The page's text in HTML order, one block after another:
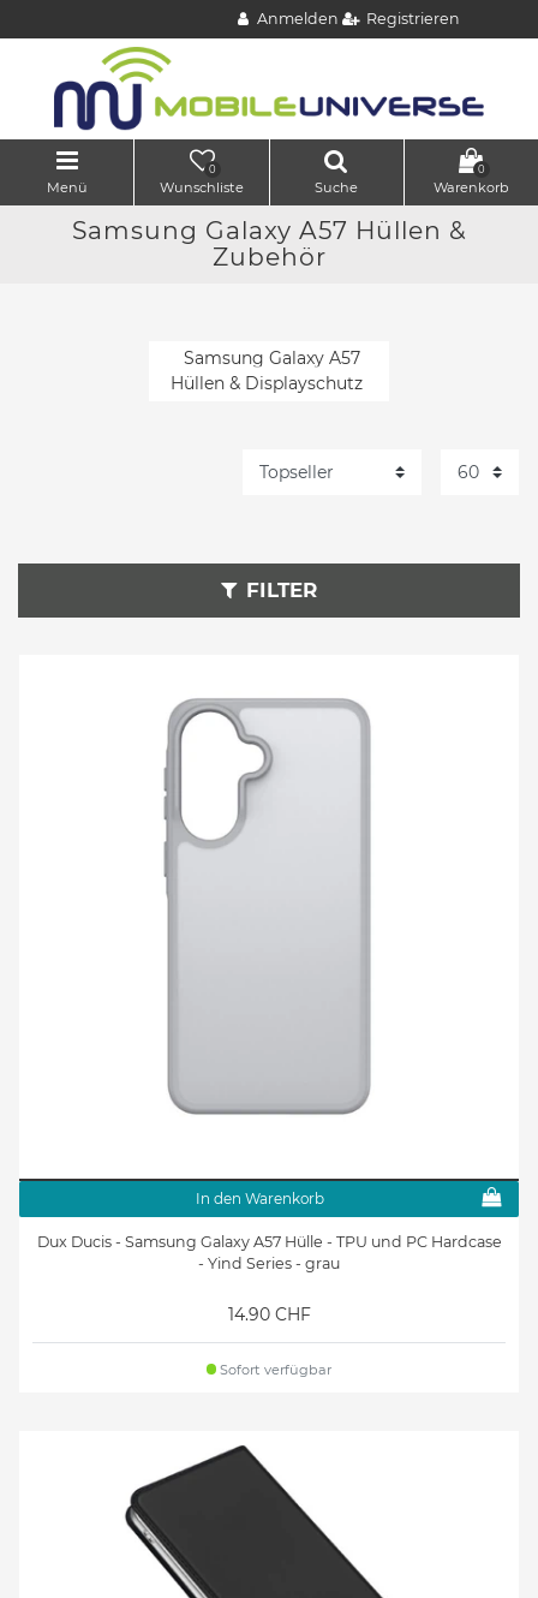
Anmelden Registrieren
Menü
0
Wunschliste Suche
0
Warenkorb
Samsung Galaxy A57 Hüllen &
Zubehör
Samsung Galaxy A57
Hüllen & Displayschutz
FILTER
In den Warenkorb
Dux Ducis - Samsung Galaxy A57 Hülle - TPU und PC Hardcase
- Yind Series - grau
14.90 CHF
Sofort verfügbar